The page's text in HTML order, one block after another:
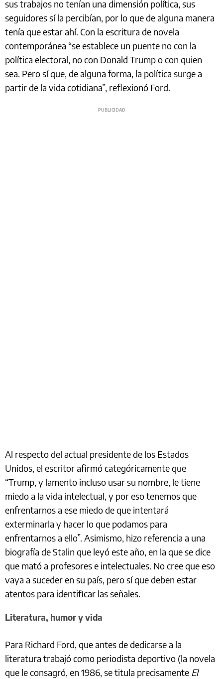
sus trabajos no tenían una dimensión política, sus
seguidores sí la percibían, por lo que de alguna manera
tenía que estar ahí. Con la escritura de novela
contemporánea “se establece un puente no con la
política electoral, no con Donald Trump o con quien
sea. Pero sí que, de alguna forma, la política surge a
partir de la vida cotidiana”, reflexionó Ford.
Al respecto del actual presidente de los Estados
Unidos, el escritor afirmó categóricamente que
“Trump, y lamento incluso usar su nombre, le tiene
miedo a la vida intelectual, y por eso tenemos que
enfrentarnos a ese miedo de que intentará
exterminarla y hacer lo que podamos para
enfrentarnos a ello”. Asimismo, hizo referencia a una
biografía de Stalin que leyó este año, en la que se dice
que mató a profesores e intelectuales. No cree que eso
vaya a suceder en su país, pero sí que deben estar
atentos para identificar las señales.
Literatura, humor y vida
Para Richard Ford, que antes de dedicarse a la
literatura trabajó como periodista deportivo (la novela
que le consagró, en 1986, se titula precisamente El